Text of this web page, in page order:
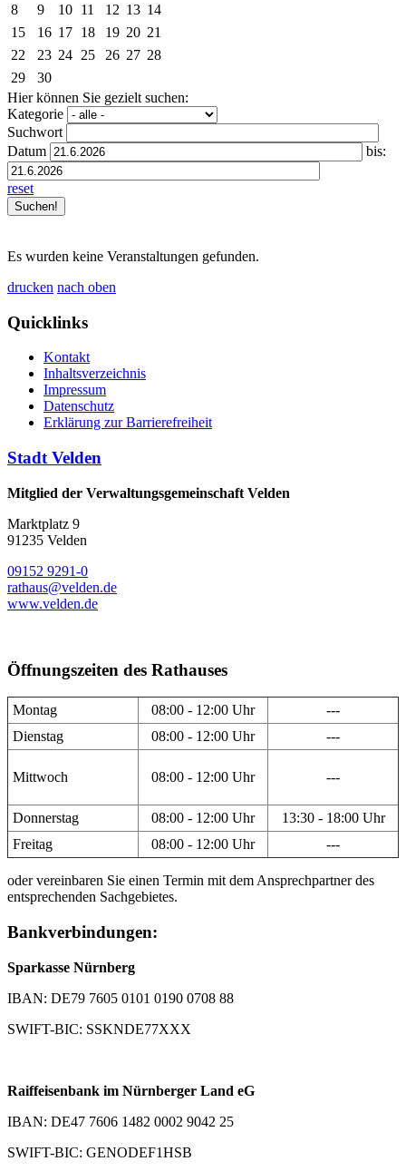
8
9 10 11 12 13 14
15
16 17 18 19 20 21
22
23 24 25 26 27 28
29
30
Hier können Sie gezielt suchen:
Kategorie
Suchwort
Datum
bis:
reset
Es wurden keine Veranstaltungen gefunden.
drucken nach oben
Quicklinks
Kontakt
Inhaltsverzeichnis
Impressum
Datenschutz
Erklärung zur Barrierefreiheit
Stadt Velden
Mitglied der Verwaltungsgemeinschaft Velden
Marktplatz 9
91235 Velden
09152 9291-0
rathaus@velden.de
www.velden.de
Öffnungszeiten des Rathauses
Montag 08:00 - 12:00 Uhr
---
Dienstag
08:00 - 12:00 Uhr ---
Mittwoch 08:00 - 12:00 Uhr ---
Donnerstag 08:00 - 12:00 Uhr
13:30 - 18:00 Uhr
Freitag
08:00 - 12:00 Uhr ---
oder vereinbaren Sie einen Termin mit dem Ansprechpartner des
entsprechenden Sachgebietes.
Bankverbindungen:
Sparkasse Nürnberg
IBAN: DE79 7605 0101 0190 0708 88
SWIFT-BIC: SSKNDE77XXX
Raiffeisenbank im Nürnberger Land eG
IBAN: DE47 7606 1482 0002 9042 25
SWIFT-BIC: GENODEF1HSB